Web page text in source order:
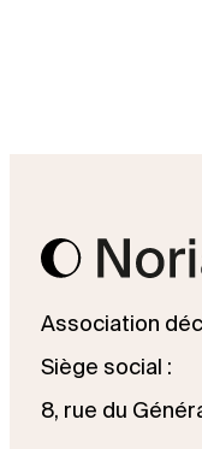
Association
Siège social :
8, rue du